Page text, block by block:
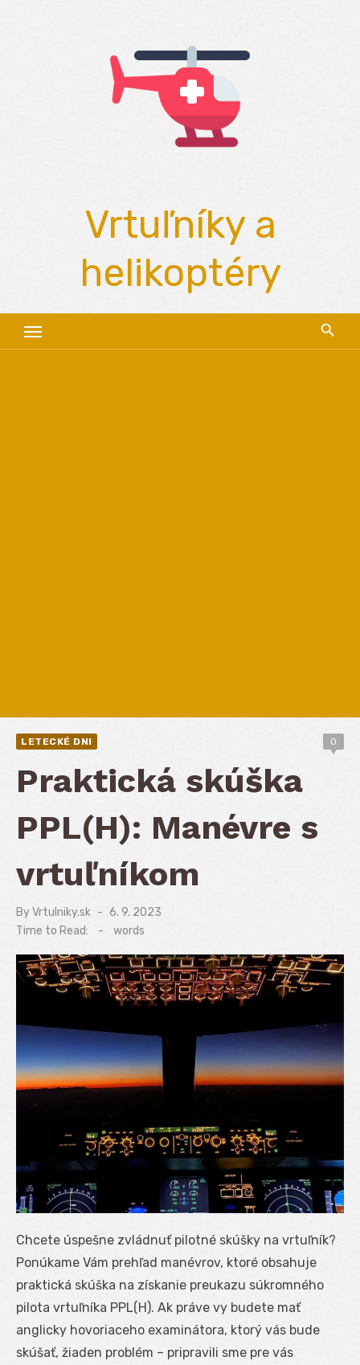
Vrtuľníky a
helikoptéry
LETECKÉ DNI 0
Praktická skúška
PPL(H): Manévre s
vrtuľníkom
ByVrtulniky.sk
Posted
on
6. 9. 2023
Time to Read:
- words
Chcete úspešne zvládnuť pilotné skúšky na vrtuľník?
Ponúkame Vám prehľad manévrov, ktoré obsahuje
praktická skúška na získanie preukazu súkromného
pilota vrtuľníka PPL(H). Ak práve vy budete mať
anglicky hovoriaceho examinátora, ktorý vás bude
skúšať, žiaden problém – pripravili sme pre vás